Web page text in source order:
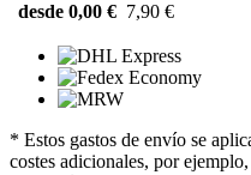
desde 0,00 € 7,90 €
* Estos gastos de envío se
costes adicionales, por